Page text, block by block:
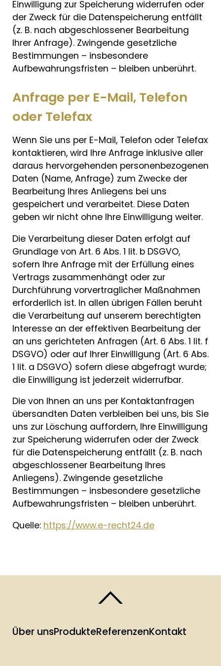
Einwilligung zur Speicherung widerrufen oder
der Zweck für die Datenspeicherung entfällt
(z. B. nach abgeschlossener Bearbeitung
Ihrer Anfrage). Zwingende gesetzliche
Bestimmungen – insbesondere
Aufbewahrungsfristen – bleiben unberührt.
Anfrage per E-Mail, Telefon
oder Telefax
Wenn Sie uns per E-Mail, Telefon oder Telefax
kontaktieren, wird Ihre Anfrage inklusive aller
daraus hervorgehenden personenbezogenen
Daten (Name, Anfrage) zum Zwecke der
Bearbeitung Ihres Anliegens bei uns
gespeichert und verarbeitet. Diese Daten
geben wir nicht ohne Ihre Einwilligung weiter.
Die Verarbeitung dieser Daten erfolgt auf
Grundlage von Art. 6 Abs. 1 lit. b DSGVO,
sofern Ihre Anfrage mit der Erfüllung eines
Vertrags zusammenhängt oder zur
Durchführung vorvertraglicher Maßnahmen
erforderlich ist. In allen übrigen Fällen beruht
die Verarbeitung auf unserem berechtigten
Interesse an der effektiven Bearbeitung der
an uns gerichteten Anfragen (Art. 6 Abs. 1 lit. f
DSGVO) oder auf Ihrer Einwilligung (Art. 6 Abs.
1 lit. a DSGVO) sofern diese abgefragt wurde;
die Einwilligung ist jederzeit widerrufbar.
Die von Ihnen an uns per Kontaktanfragen
übersandten Daten verbleiben bei uns, bis Sie
uns zur Löschung auffordern, Ihre Einwilligung
zur Speicherung widerrufen oder der Zweck
für die Datenspeicherung entfällt (z. B. nach
abgeschlossener Bearbeitung Ihres
Anliegens). Zwingende gesetzliche
Bestimmungen – insbesondere gesetzliche
Aufbewahrungsfristen – bleiben unberührt.
Quelle: https://www.e-recht24.de
Über unsProdukteReferenzenKontakt